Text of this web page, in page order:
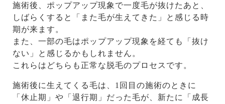
施術後、ポップアップ現象で一度毛が抜けたあと、
しばらくすると「また毛が生えてきた」と感じる時
期が来ます。
また、一部の毛はポップアップ現象を経ても「抜け
ない」と感じるかもしれません。
これらはどちらも正常な脱毛のプロセスです。
施術後に生えてくる毛は、1回目の施術のときに
「休止期」や「退行期」だった毛が、新たに「成長